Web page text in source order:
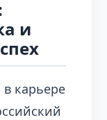
и
карьере